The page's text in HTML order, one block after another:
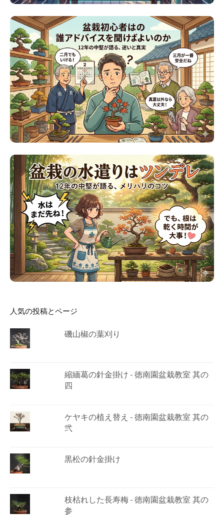
人気の投稿とページ
磯山椒の葉刈り
縮緬葛の針金掛け - 徳南園盆栽教室 其の
四
ケヤキの植え替え - 徳南園盆栽教室 其の
弐
黒松の針金掛け
枝枯れした長寿梅 - 徳南園盆栽教室 其の
参